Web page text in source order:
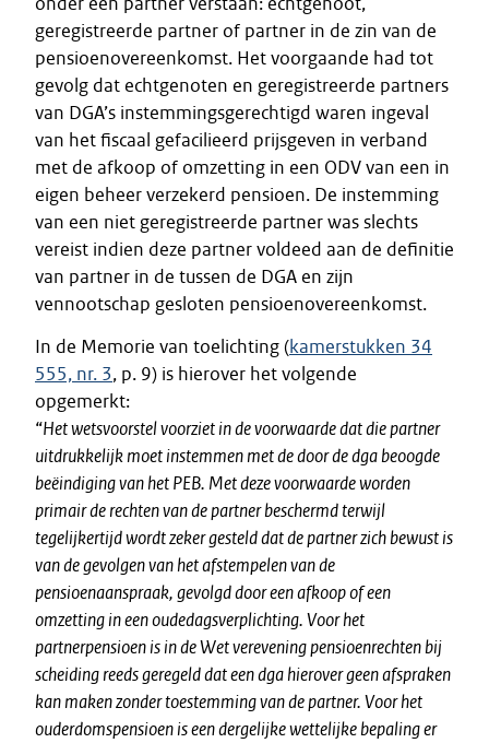
geregistreerde partner of partner in de zin van de
pensioenovereenkomst. Het voorgaande had tot
gevolg dat echtgenoten en geregistreerde partners
van DGA’s instemmingsgerechtigd waren ingeval
van het fiscaal gefacilieerd prijsgeven in verband
met de afkoop of omzetting in een ODV van een in
eigen beheer verzekerd pensioen. De instemming
van een niet geregistreerde partner was slechts
vereist indien deze partner voldeed aan de definitie
van partner in de tussen de DGA en zijn
vennootschap gesloten pensioenovereenkomst.
In de Memorie van toelichting (kamerstukken 34
555, nr. 3, p. 9) is hierover het volgende
opgemerkt:
“Het wetsvoorstel voorziet in de voorwaarde dat die partner
uitdrukkelijk moet instemmen met de door de dga beoogde
beëindiging van het PEB. Met deze voorwaarde worden
primair de rechten van de partner beschermd terwijl
tegelijkertijd wordt zeker gesteld dat de partner zich bewust is
van de gevolgen van het afstempelen van de
pensioenaanspraak, gevolgd door een afkoop of een
omzetting in een oudedagsverplichting. Voor het
partnerpensioen is in de Wet verevening pensioenrechten bij
scheiding reeds geregeld dat een dga hierover geen afspraken
kan maken zonder toestemming van de partner. Voor het
ouderdomspensioen is een dergelijke wettelijke bepaling er